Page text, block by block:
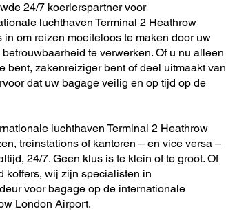
24/7 koerierspartner voor
luchthaven Terminal 2 Heathrow
in om reizen moeiteloos te maken door uw
te verwerken. Of u nu alleen
bent, zakenreiziger bent of deel uitmaakt van
dat uw bagage veilig en op tijd op de
luchthaven Terminal 2 Heathrow
treinstations of kantoren – en vice versa –
24/7. Geen klus is te klein of te groot. Of
koffers, wij zijn specialisten in
voor bagage op de internationale
London Airport.